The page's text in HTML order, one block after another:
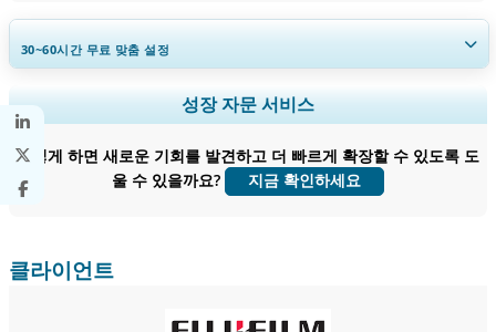
30~60시간무료 맞춤 설정
지역 및 국가 범위 확장, 세그먼트 분석, 기업 프로필, 경쟁 벤치마킹, 및 최
종 사용자 인사이트.
지금 맞춤 설정
성장 자문 서비스
어떻게 하면 새로운 기회를 발견하고 더 빠르게 확장할 수 있도록 도
울 수 있을까요?
지금 확인하세요
클라이언트